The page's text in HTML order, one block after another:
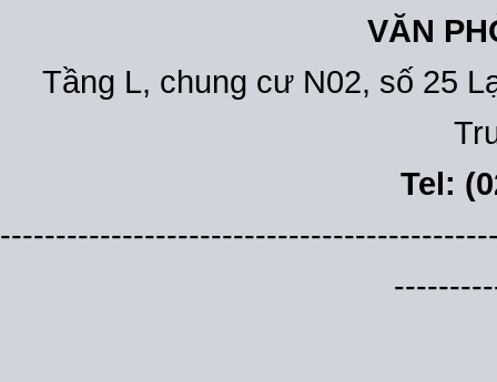
VĂN
Tầng L, chung cư N02, số 25
Tel: